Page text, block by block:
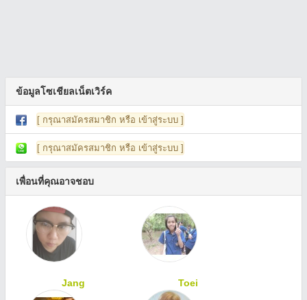
ข้อมูลโซเชียลเน็ตเวิร์ค
[ กรุณาสมัครสมาชิก หรือ เข้าสู่ระบบ ]
[ กรุณาสมัครสมาชิก หรือ เข้าสู่ระบบ ]
เพื่อนที่คุณอาจชอบ
Jang Toei